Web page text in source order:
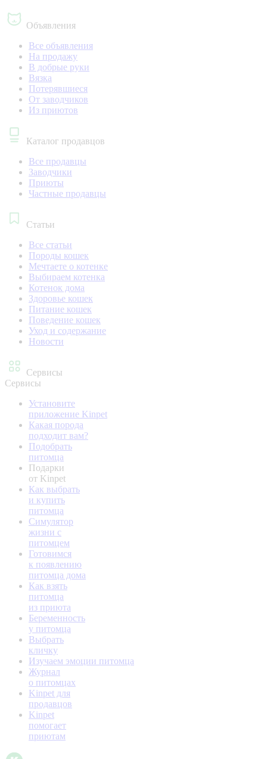
Объявления
Все объявления
На продажу
В добрые руки
Вязка
Потерявшиеся
От заводчиков
Из приютов
Каталог продавцов
Все продавцы
Заводчики
Приюты
Частные продавцы
Статьи
Все статьи
Породы кошек
Мечтаете о котенке
Выбираем котенка
Котенок дома
Здоровье кошек
Питание кошек
Поведение кошек
Уход и содержание
Новости
Сервисы
Сервисы
Установите
приложение Kinpet
Какая порода
подходит вам?
Подобрать
питомца
Подарки
от Kinpet
Как выбрать
и купить
питомца
Симулятор
жизни с
питомцем
Готовимся
к появлению
питомца дома
Как взять
питомца
из приюта
Беременность
у питомца
Выбрать
кличку
Изучаем эмоции питомца
Журнал
о питомцах
Kinpet для
продавцов
Kinpet
помогает
приютам